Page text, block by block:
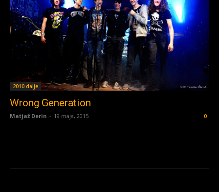
2010 dalje
Wrong Generation
Matjaž Derin - 19 maja, 2015 0